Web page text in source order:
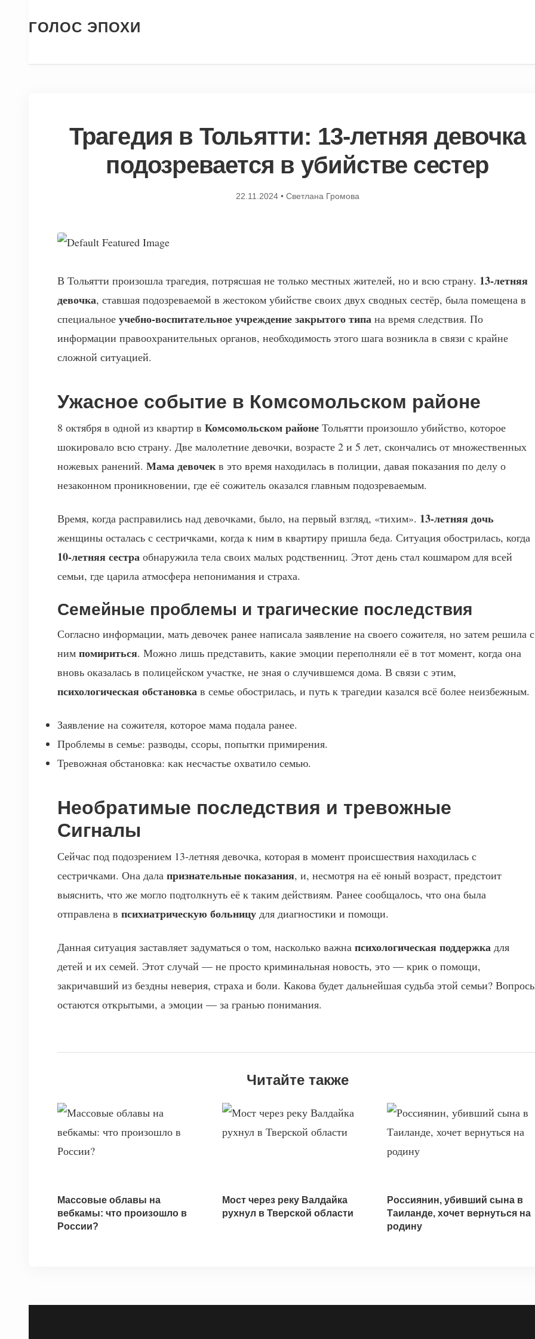
ГОЛОС ЭПОХИ
Трагедия в Тольятти: 13-летняя девочка
подозревается в убийстве сестер
22.11.2024• Светлана Громова
В Тольятти произошла трагедия, потрясшая не только местных жителей, но и всю страну. 13-летняя
девочка, ставшая подозреваемой в жестоком убийстве своих двух сводных сестёр, была помещена в
специальное учебно-воспитательное учреждение закрытого типа на время следствия. По
информации правоохранительных органов, необходимость этого шага возникла в связи с крайне
сложной ситуацией.
Ужасное событие в Комсомольском районе
8 октября в одной из квартир в Комсомольском районе Тольятти произошло убийство, которое
шокировало всю страну. Две малолетние девочки, возрасте 2 и 5 лет, скончались от множественных
ножевых ранений. Мама девочекв это время находилась в полиции, давая показания по делу о
незаконном проникновении, где её сожитель оказался главным подозреваемым.
Время, когда расправились над девочками, было, на первый взгляд, «тихим». 13-летняя дочь
женщины осталась с сестричками, когда к ним в квартиру пришла беда. Ситуация обострилась, когда
10-летняя сестра обнаружила тела своих малых родственниц. Этот день стал кошмаром для всей
семьи, где царила атмосфера непонимания и страха.
Семейные проблемы и трагические последствия
Согласно информации, мать девочек ранее написала заявление на своего сожителя, но затем решила с
ним помириться. Можно лишь представить, какие эмоции переполняли её в тот момент, когда она
вновь оказалась в полицейском участке, не зная о случившемся дома. В связи с этим,
психологическая обстановка в семье обострилась, и путь к трагедии казался всё более неизбежным.
Заявление на сожителя, которое мама подала ранее.
Проблемы в семье: разводы, ссоры, попытки примирения.
Тревожная обстановка: как несчастье охватило семью.
Необратимые последствия и тревожные
Сигналы
Сейчас под подозрением 13-летняя девочка, которая в момент происшествия находилась с
сестричками. Она дала признательные показания, и, несмотря на её юный возраст, предстоит
выяснить, что же могло подтолкнуть её к таким действиям. Ранее сообщалось, что она была
отправлена в психиатрическую больницу для диагностики и помощи.
Данная ситуация заставляет задуматься о том, насколько важна психологическая поддержка для
детей и их семей. Этот случай — не просто криминальная новость, это — крик о помощи,
закричавший из бездны неверия, страха и боли. Какова будет дальнейшая судьба этой семьи?
остаются открытыми, а эмоции — за гранью понимания.
Читайте также
Массовые облавы на
вебкамы: что произошло в
России?
Мост через реку Валдайка
рухнул в Тверской области
Россиянин, убивший сына в
Таиланде, хочет вернуться на
родину